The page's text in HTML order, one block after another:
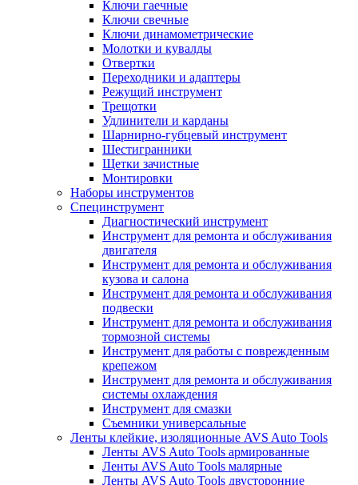
Ключи гаечные
Ключи свечные
Ключи динамометрические
Молотки и кувалды
Отвертки
Переходники и адаптеры
Режущий инструмент
Трещотки
Удлинители и карданы
Шарнирно-губцевый инструмент
Шестигранники
Щетки зачистные
Монтировки
Наборы инструментов
Специнструмент
Диагностический инструмент
Инструмент для ремонта и обслуживания
двигателя
Инструмент для ремонта и обслуживания
кузова и салона
Инструмент для ремонта и обслуживания
подвески
Инструмент для ремонта и обслуживания
тормозной системы
Инструмент для работы с поврежденным
крепежом
Инструмент для ремонта и обслуживания
системы охлаждения
Инструмент для смазки
Съемники универсальные
Ленты клейкие, изоляционные AVS Auto Tools
Ленты AVS Auto Tools армированные
Ленты AVS Auto Tools малярные
Ленты AVS Auto Tools двусторонние